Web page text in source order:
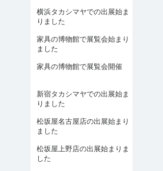
横浜タカシマヤでの出展始ま
りました
家具の博物館で展覧会始まり
ました
家具の博物館で展覧会開催
新宿タカシマヤでの出展始ま
りました
松坂屋名古屋店の出展始まり
ました
松坂屋上野店の出展始まりま
した